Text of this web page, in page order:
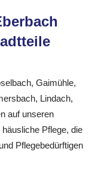
Gaimühle,
Lindach,
auf unseren
Pflege, die
Pflegebedürftigen